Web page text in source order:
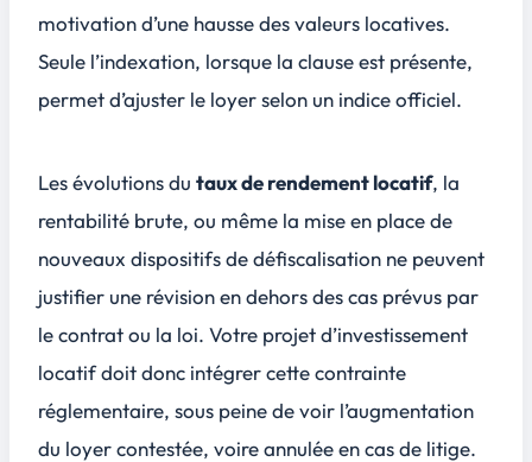
motivation d’une hausse des valeurs locatives.
Seule l’indexation, lorsque la clause est présente,
permet d’ajuster le loyer selon un indice officiel.
Les évolutions du taux de rendement locatif, la
rentabilité brute, ou même la mise en place de
nouveaux dispositifs de défiscalisation ne peuvent
justifier une révision en dehors des cas prévus par
le contrat ou la loi. Votre projet d’investissement
locatif doit donc intégrer cette contrainte
réglementaire, sous peine de voir l’augmentation
du loyer contestée, voire annulée en cas de litige.